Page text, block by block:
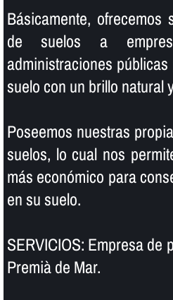
Básicamente, ofrecemos
de suelos a
administraciones
suelo con un brillo natural
Poseemos nuestras
suelos, lo cual nos
más económico para
en su suelo.
SERVICIOS: Empresa de
Premià de Mar.